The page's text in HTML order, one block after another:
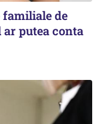
familiale de
putea conta